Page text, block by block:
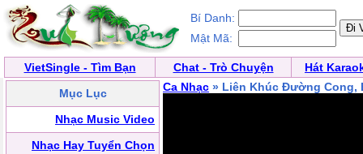
Bí Danh:
Mật Mã:
VietSingle - Tìm Bạn Chat - Trò Chuyện
Hát
Mục Lục
Nhạc Music Video
Nhạc Hay Tuyển Chọn
Ca Nhạc » Liên Khúc Đường Cong,